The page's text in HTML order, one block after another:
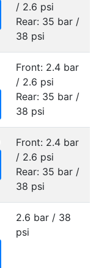
/ 2.6 psi
Rear: 35 bar /
38 psi
Front: 2.4 bar
/ 2.6 psi
Rear: 35 bar /
38 psi
Front: 2.4 bar
/ 2.6 psi
Rear: 35 bar /
38 psi
2.6 bar / 38
psi